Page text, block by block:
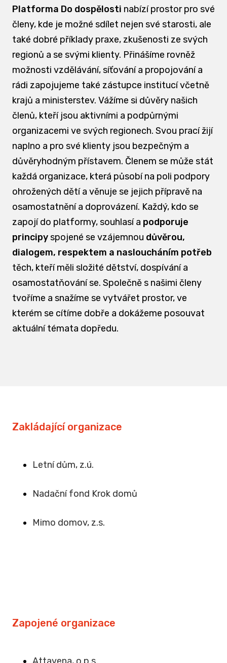
Platforma Do dospělosti nabízí prostor pro své
členy, kde je možné sdílet nejen své starosti, ale
také dobré příklady praxe, zkušenosti ze svých
regionů a se svými klienty. Přinášíme rovněž
možnosti vzdělávání, síťování a propojování a
rádi zapojujeme také zástupce institucí včetně
krajů a ministerstev. Vážíme si důvěry našich
členů, kteří jsou aktivními a podpůrnými
organizacemi ve svých regionech. Svou prací žijí
naplno a pro své klienty jsou bezpečným a
důvěryhodným přístavem. Členem se může stát
každá organizace, která působí na poli podpory
ohrožených dětí a věnuje se jejich přípravě na
osamostatnění a doprovázení. Každý, kdo se
zapojí do platformy, souhlasí a podporuje
principyspojené se vzájemnou důvěrou,
dialogem, respektem a nasloucháním potřeb
těch, kteří měli složité dětství, dospívání a
osamostatňování se. Společně s našimi členy
tvoříme a snažíme se vytvářet prostor, ve
kterém se cítíme dobře a dokážeme posouvat
aktuální témata dopředu.
Zakládající organizace
Letní dům, z.ú.
Nadační fond Krok domů
Mimo domov, z.s.
Zapojené organizace